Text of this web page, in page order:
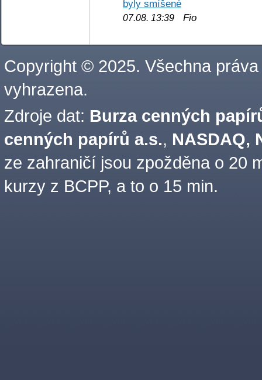
byly smíšené
07.08. 13:39 Fio
Copyright © 2025. Všechna práva
vyhrazena.
Zdroje dat: Burza cenných
cenných papírů a.s., NASDAQ,
ze zahraničí jsou zpožděna o 20
kurzy z BCPP, a to o 15 min.